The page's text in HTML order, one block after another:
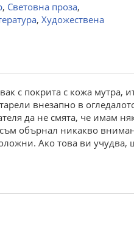
, Световна проза,
, Художествена
с покрита с кожа мутра,
внезапно в
да не смята, че имам
обърнал никакво
Ако това ви учудва,